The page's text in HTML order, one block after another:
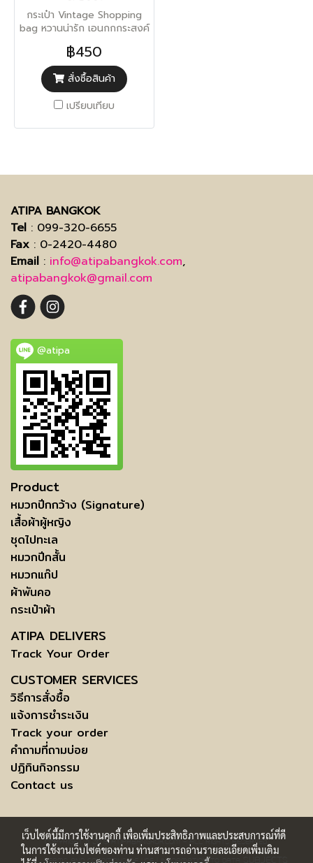
กระเป๋า Vintage Shopping
bag หวานน่ารัก เอนกกกระสงค์
฿450
สั่งซื้อสินค้า
เปรียบเทียบ
ATIPA BANGKOK
Tel : 099-320-6655
Fax : 0-2420-4480
Email : info@atipabangkok.com,
atipabangkok@gmail.com
@atipa
Product
หมวกปีกกว้าง (Signature)
เสื้อผ้าผู้หญิง
ชุดไปทะเล
หมวกปีกสั้น
หมวกแก๊ป
ผ้าพันคอ
กระเป๋าผ้า
ATIPA DELIVERS
Track Your Order
CUSTOMER SERVICES
วิธีการสั่งซื้อ
แจ้งการชำระเงิน
Track your order
คำถามที่ถามบ่อย
ปฏิทินกิจกรรม
Contact us
COPYRIGHT © 2015 ATIPABANGKOK.COM - ALL RIGHTS RESERVED.
TERMS AND CONDITIONS OF USE | INFORMATION TO DATA
เว็บไซต์นี้มีการใช้งานคุกกี้ เพื่อเพิ่มประสิทธิภาพและประสบการณ์ที่ดี
ในการใช้งานเว็บไซต์ของท่าน ท่านสามารถอ่านรายละเอียดเพิ่มเติม